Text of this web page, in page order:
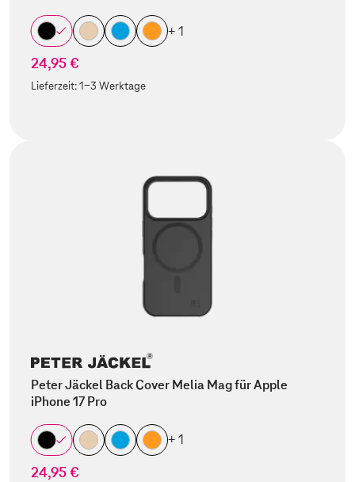
+ 1
24,95 €
Lieferzeit:1-3 Werktage
Peter Jäckel Back Cover Melia Mag für Apple
iPhone 17 Pro
+ 1
24,95 €